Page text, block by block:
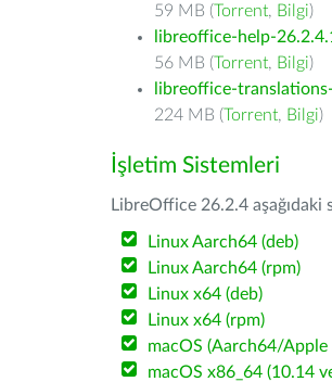
59 MB (Torrent, Bilgi)
libreoffice-help-
56 MB (Torrent, Bilgi)
libreoffice-
224 MB (Torrent, Bilgi)
İşletim Sistemleri
LibreOffice 26.2.4
Linux Aarch64 (deb)
Linux Aarch64 (rpm)
Linux x64 (deb)
Linux x64 (rpm)
macOS (Aarch64/Apple
macOS x86_64 (10.14